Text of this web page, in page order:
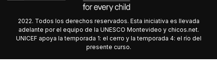
2022. Todos los derechos reservados. Esta iniciativa es llevada
adelante por el equipo de la UNESCO Montevideo y chicos.net.
UNICEF apoya la temporada 1: el cerro y la temporada 4: el río del
presente curso.